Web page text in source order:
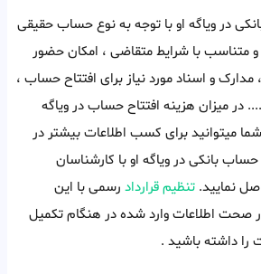
در ویاگه او با توجه به نوع حساب حقیقی
و متناسب با شرایط متقاضی ، امکان حضور
مدارک و اسناد مورد نیاز برای افتتاح حساب ،
در میزان هزینه افتتاح حساب در ویاگه
شما میتوانید برای کسب اطلاعات بیشتر در
بانکی در ویاگه او با کارشناسان
نمایید. تنظیم قرارداد رسمی با این
صحت اطلاعات وارد شده در هنگام تکمیل
داشته باشید .